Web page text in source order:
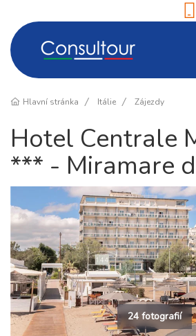
Hlavní stránka Itálie Zájezdy
Hotel Centrale
*** - Miramare
24 fotografií